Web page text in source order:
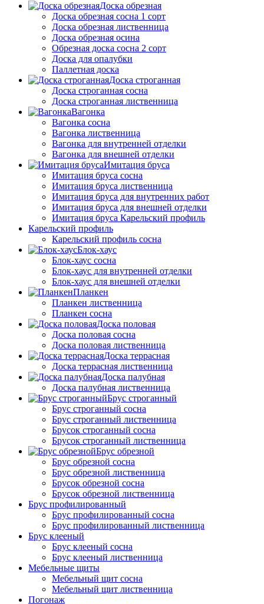
Доска обрезная
Доска обрезная сосна 1 сорт
Доска обрезная лиственница
Доска обрезная осина
Обрезная доска сосна 2 сорт
Доска для опалубки
Паллетная доска
Доска строганная
Доска строганная сосна
Доска строганная лиственница
Вагонка
Вагонка сосна
Вагонка лиственница
Вагонка для внутренней отделки
Вагонка для внешней отделки
Имитация бруса
Имитация бруса сосна
Имитация бруса лиственница
Имитация бруса для внутренних работ
Имитация бруса для внешней отделки
Имитация бруса Карельский профиль
Карельский профиль
Карельский профиль сосна
Блок-хаус
Блок-хаус сосна
Блок-хаус для внутренней отделки
Блок-хаус для внешней отделки
Планкен
Планкен лиственница
Планкен сосна
Доска половая
Доска половая сосна
Доска половая лиственница
Доска террасная
Доска террасная лиственница
Доска палубная
Доска палубная лиственница
Брус строганный
Брус строганный сосна
Брус строганный лиственница
Брусок строганный сосна
Брусок строганный лиственница
Брус обрезной
Брус обрезной сосна
Брус обрезной лиственница
Брусок обрезной сосна
Брусок обрезной лиственница
Брус профилированный
Брус профилированный сосна
Брус профилированный лиственница
Брус клееный
Брус клееный сосна
Брус клееный лиственница
Мебельные щиты
Мебельный щит сосна
Мебельный щит лиственница
Погонаж